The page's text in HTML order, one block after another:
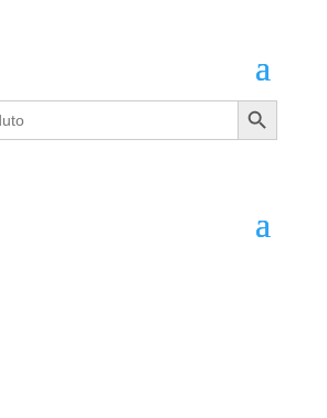
Search Button